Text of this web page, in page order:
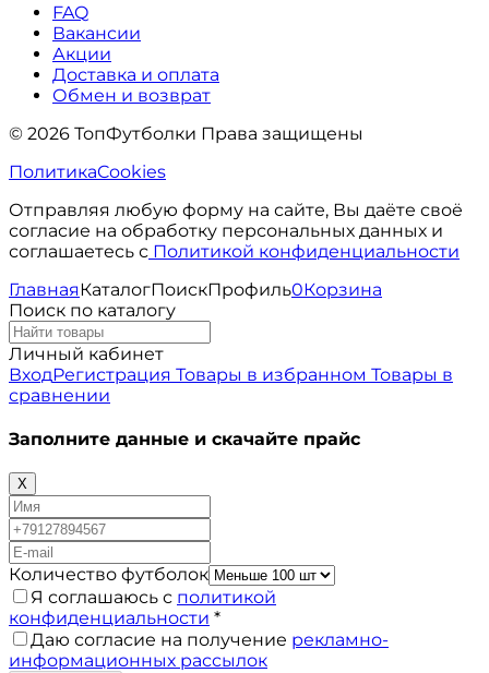
FAQ
Вакансии
Акции
Доставка и оплата
Обмен и возврат
© 2026 ТопФутболки Права защищены
ПолитикаCookies
Отправляя любую форму на сайте, Вы даёте своё
согласие на обработку персональных данных и
соглашаетесь с Политикой конфиденциальности
ГлавнаяКаталогПоискПрофиль0Корзина
Поиск по каталогу
Личный кабинет
ВходРегистрация Товары в избранном Товары в
сравнении
Заполните данные и скачайте прайс
X
Количество футболок
Я соглашаюсь с политикой
конфиденциальности *
Даю согласие на получение рекламно-
информационных рассылок